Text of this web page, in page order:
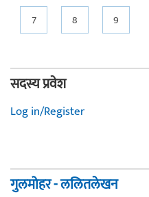
7
8 9
सदस्य प्रवेश
Log in/Register
गुलमोहर - ललितलेखन